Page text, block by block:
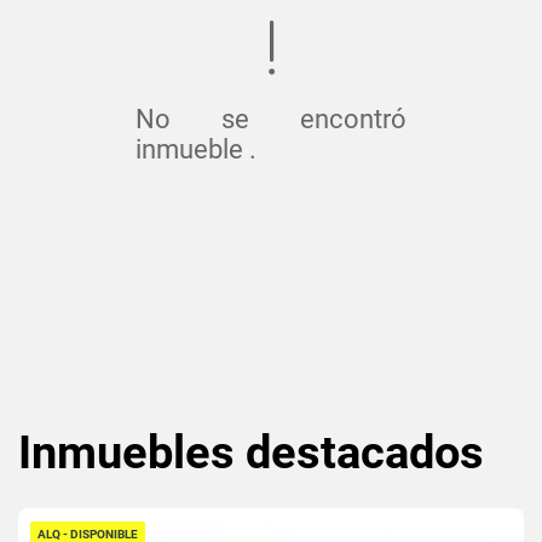
No se encontró
inmueble .
Inmuebles destacados
ALQ - DISPONIBLE